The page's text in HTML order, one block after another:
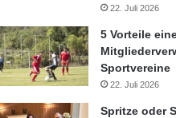
22. Juli 2026
5 Vorteile
Sportvereine
22. Juli 2026
Spritze oder